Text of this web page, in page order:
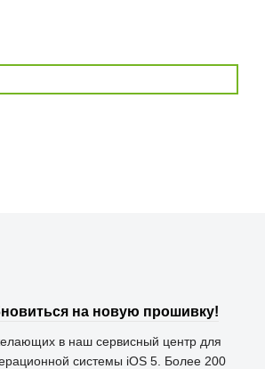
на новую прошивку!
в наш сервисный центр для
системы iOS 5. Более 200